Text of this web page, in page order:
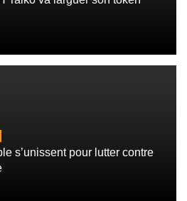
s’unissent pour lutter contre